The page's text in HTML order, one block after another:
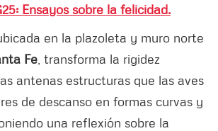
Ensayos sobre la felicidad.
en la plazoleta y muro norte
Fe , transforma la rigidez
antenas estructuras que las aves
de descanso en formas curvas y
una reflexión sobre la